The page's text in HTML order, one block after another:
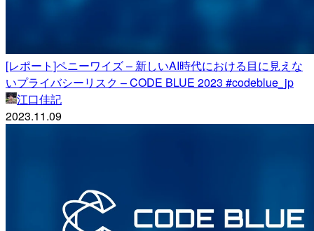
[レポート]ペニーワイズ – 新しいAI時代における目に見えな
いプライバシーリスク – CODE BLUE 2023 #codeblue_jp
江口佳記
2023.11.09